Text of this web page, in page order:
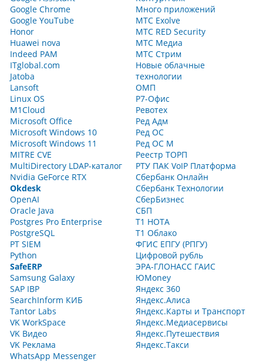
Google Chrome
Google YouTube
Honor
Huawei nova
Indeed PAM
ITglobal.com
Jatoba
Lansoft
Linux OS
M1Cloud
Microsoft Office
Microsoft Windows 10
Microsoft Windows 11
MITRE CVE
MultiDirectory LDAP-каталог
Nvidia GeForce RTX
Okdesk
OpenAI
Oracle Java
Postgres Pro Enterprise
PostgreSQL
PT SIEM
Python
SafeERP
Samsung Galaxy
SAP IBP
SearchInform КИБ
Tantor Labs
VK WorkSpace
VK Видео
VK Реклама
WhatsApp Messenger
Много приложений
МТС Exolve
МТС RED Security
МТС Медиа
МТС Стрим
Новые облачные
технологии
ОМП
Р7-Офис
Ревотех
Ред Адм
Ред ОС
Ред ОС М
Реестр ТОРП
РТУ ПАК VoIP Платформа
Сбербанк Онлайн
Сбербанк Технологии
СберБизнес
СБП
Т1 НОТА
Т1 Облако
ФГИС ЕПГУ (РПГУ)
Цифровой рубль
ЭРА-ГЛОНАСС ГАИС
ЮMoney
Яндекс 360
Яндекс.Алиса
Яндекс.Карты и Транспорт
Яндекс.Медиасервисы
Яндекс.Путешествия
Яндекс.Такси